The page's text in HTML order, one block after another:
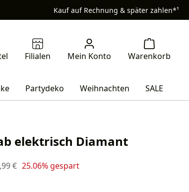
Kauf auf Rechnung & später zahlen*¹
Partydeko Weihnachten SALE
elektrisch Diamant
Preis:
€ 25.06% gespart